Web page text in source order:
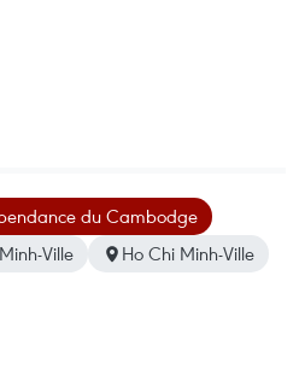
du Cambodge
Ville
Ho Chi Minh-Ville